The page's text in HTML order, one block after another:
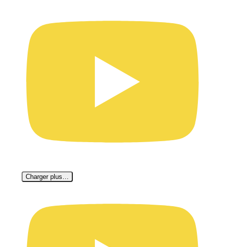
Charger plus…